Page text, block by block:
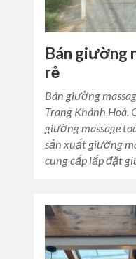
Bán giường
rẻ
Bán giường
Trang Khánh Hoà.
giường massage
sản xuất giường
cung cấp lắp đặt